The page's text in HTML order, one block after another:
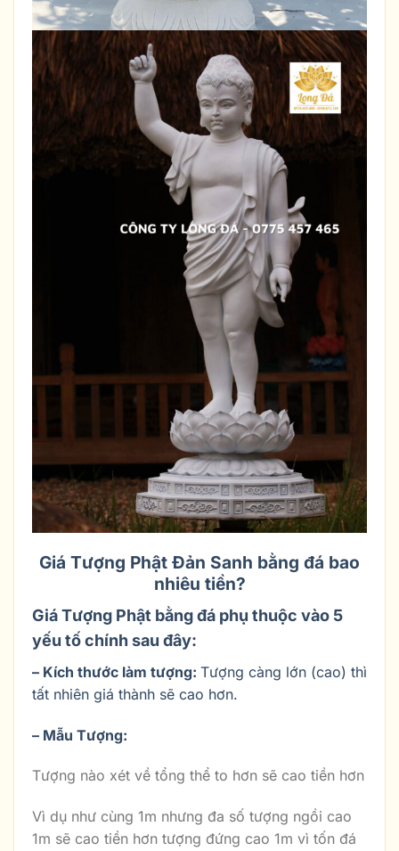
Giá Tượng Phật Đản Sanh bằng đá bao
nhiêu tiền?
Giá Tượng Phật bằng đá phụ thuộc vào 5
yếu tố chính sau đây:
– Kích thước làm tượng: Tượng càng lớn (cao) thì
tất nhiên giá thành sẽ cao hơn.
– Mẫu Tượng:
Tượng nào xét về tổng thể to hơn sẽ cao tiền hơn
Vì dụ như cùng 1m nhưng đa số tượng ngồi cao
1m sẽ cao tiền hơn tượng đứng cao 1m vì tốn đá